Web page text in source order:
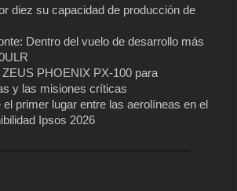
diez su capacidad de producción de
Dentro del vuelo de desarrollo más
PHOENIX PX-100 para
y las misiones críticas
el primer lugar entre las aerolíneas en el
Ipsos 2026